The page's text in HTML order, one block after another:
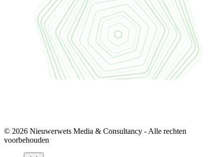
© 2026 Nieuwerwets Media & Consultancy - Alle rechten
voorbehouden